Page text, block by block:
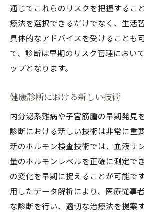
通じてこれらのリスクを把握するこ
療法を選択できるだけでなく、生活
具体的なアドバイスを受けることも
て、診断は早期のリスク管理におい
ップとなります。
健康診断における新しい技術
内分泌系難病や子宮筋腫の早期発見
診断における新しい技術は非常に重
新のホルモン検査技術では、血液サ
量のホルモンレベルを正確に測定で
の変化を早期に捉えることが可能で
用したデータ解析により、医療従事
な診断を行い、適切な治療法を提案